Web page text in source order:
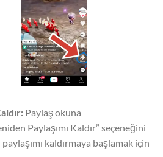
Paylaş okuna
Paylaşımı Kaldır” seçeneğini
paylaşımı kaldırmaya başlamak için